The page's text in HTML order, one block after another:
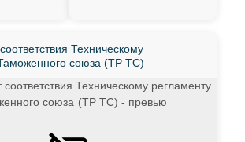
Техническому
союза (ТР ТС)